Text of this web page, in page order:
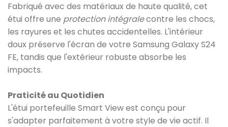
Fabriqué avec des matériaux de haute qualité, cet
étui offre une protection intégralecontre les chocs,
les rayures et les chutes accidentelles. L'intérieur
doux préserve l'écran de votre Samsung Galaxy S24
FE, tandis que l'extérieur robuste absorbe les
impacts.
Praticité au Quotidien
L'étui portefeuille Smart View est conçu pour
s'adapter parfaitement à votre style de vie actif. Il